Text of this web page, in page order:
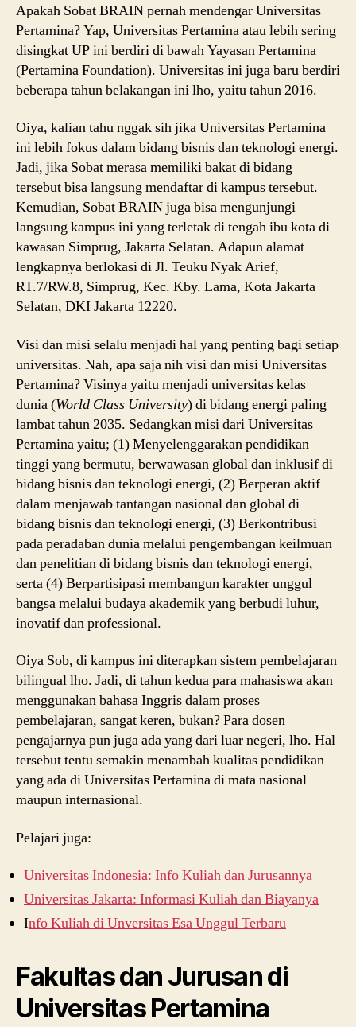
Apakah Sobat BRAIN pernah mendengar Universitas
Pertamina? Yap, Universitas Pertamina atau lebih sering
disingkat UP ini berdiri di bawah Yayasan Pertamina
(Pertamina Foundation). Universitas ini juga baru berdiri
beberapa tahun belakangan ini lho, yaitu tahun 2016.
Oiya, kalian tahu nggak sih jika Universitas Pertamina
ini lebih fokus dalam bidang bisnis dan teknologi energi.
Jadi, jika Sobat merasa memiliki bakat di bidang
tersebut bisa langsung mendaftar di kampus tersebut.
Kemudian, Sobat BRAIN juga bisa mengunjungi
langsung kampus ini yang terletak di tengah ibu kota di
kawasan Simprug, Jakarta Selatan. Adapun alamat
lengkapnya berlokasi di Jl. Teuku Nyak Arief,
RT.7/RW.8, Simprug, Kec. Kby. Lama, Kota Jakarta
Selatan, DKI Jakarta 12220.
Visi dan misi selalu menjadi hal yang penting bagi setiap
universitas. Nah, apa saja nih visi dan misi Universitas
Pertamina? Visinya yaitu menjadi universitas kelas
dunia (World Class University) di bidang energi paling
lambat tahun 2035. Sedangkan misi dari Universitas
Pertamina yaitu; (1) Menyelenggarakan pendidikan
tinggi yang bermutu, berwawasan global dan inklusif di
bidang bisnis dan teknologi energi, (2) Berperan aktif
dalam menjawab tantangan nasional dan global di
bidang bisnis dan teknologi energi, (3) Berkontribusi
pada peradaban dunia melalui pengembangan keilmuan
dan penelitian di bidang bisnis dan teknologi energi,
serta (4) Berpartisipasi membangun karakter unggul
bangsa melalui budaya akademik yang berbudi luhur,
inovatif dan professional.
Oiya Sob, di kampus ini diterapkan sistem pembelajaran
bilingual lho. Jadi, di tahun kedua para mahasiswa akan
menggunakan bahasa Inggris dalam proses
pembelajaran, sangat keren, bukan? Para dosen
pengajarnya pun juga ada yang dari luar negeri, lho. Hal
tersebut tentu semakin menambah kualitas pendidikan
yang ada di Universitas Pertamina di mata nasional
maupun internasional.
Pelajari juga:
Universitas Indonesia: Info Kuliah dan Jurusannya
Universitas Jakarta: Informasi Kuliah dan Biayanya
Info Kuliah di Unversitas Esa Unggul Terbaru
Fakultas dan Jurusan di
Universitas Pertamina